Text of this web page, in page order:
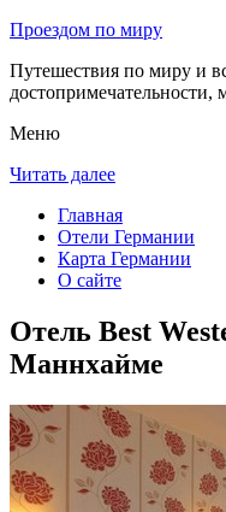
Проездом по миру
Путешествия по миру и
достопримечательности,
Меню
Читать далее
Главная
Отели Германии
Карта Германии
О сайте
Отель Best
Маннхайме